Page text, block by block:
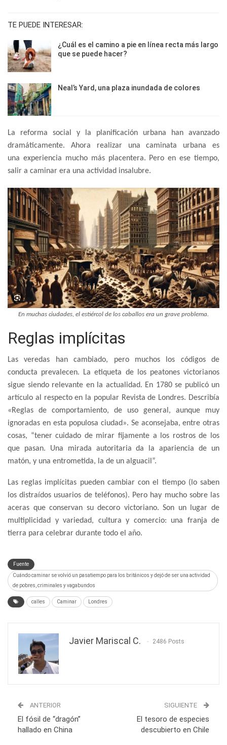
TE PUEDE INTERESAR:
¿Cuál es el camino a pie en línea recta más largo
que se puede hacer?
Neal’s Yard, una plaza inundada de colores
La reforma social y la planificación urbana han avanzado
dramáticamente. Ahora realizar una caminata urbana es
una experiencia mucho más placentera. Pero en ese tiempo,
salir a caminar era una actividad insalubre.
En muchas ciudades, el estiércol de los caballos era un grave problema.
Reglas implícitas
Las veredas han cambiado, pero muchos los códigos de
conducta prevalecen. La etiqueta de los peatones victorianos
sigue siendo relevante en la actualidad. En 1780 se publicó un
artículo al respecto en la popular Revista de Londres. Describía
«Reglas de comportamiento, de uso general, aunque muy
ignoradas en esta populosa ciudad». Se aconsejaba, entre otras
cosas, “tener cuidado de mirar fijamente a los rostros de los
que pasan. Una mirada autoritaria da la apariencia de un
matón, y una entrometida, la de un alguacil”.
Las reglas implícitas pueden cambiar con el tiempo (lo saben
los distraídos usuarios de teléfonos). Pero hay mucho sobre las
aceras que conservan su decoro victoriano. Son un lugar de
multiplicidad y variedad, cultura y comercio: una franja de
tierra para celebrar durante todo el año.
Fuente
Cuándo caminar se volvió un pasatiempo para los británicos y dejó de ser una actividad
de pobres, criminales y vagabundos
calles Caminar Londres
Javier Mariscal C. 2486 Posts
ANTERIOR
El fósil de “dragón”
hallado en China
SIGUIENTE
El tesoro de especies
descubierto en Chile